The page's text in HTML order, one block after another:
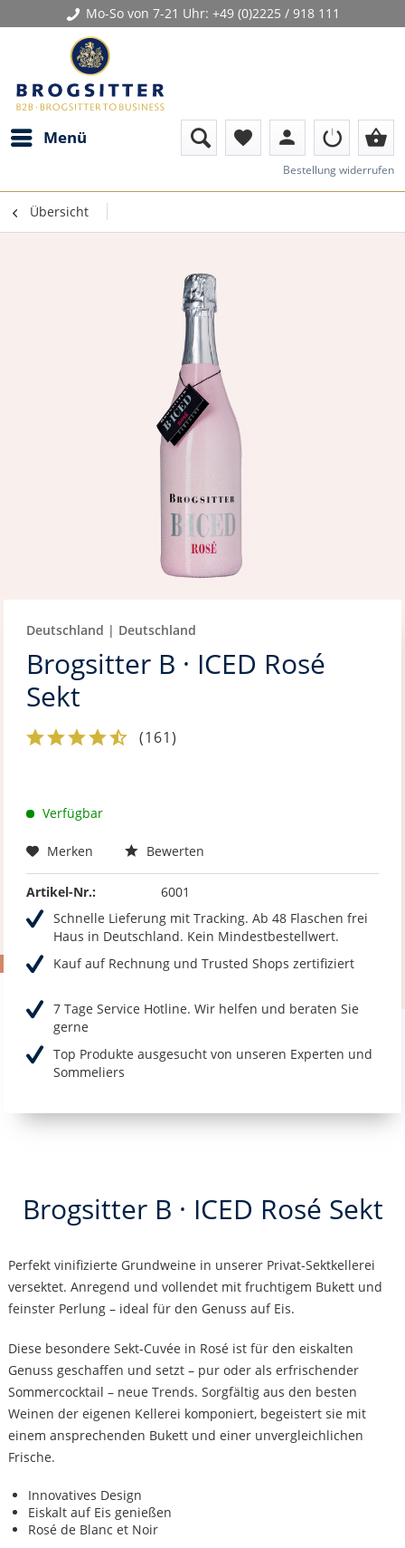
Mo-So von 7-21 Uhr: +49 (0)2225 / 918 111
Menü favorite person shopping_basket
Bestellung widerrufen
Übersicht
Deutschland | Deutschland
Brogsitter B · ICED Rosé
Sekt
(161)
Verfügbar
Merken Bewerten
Artikel-Nr.:
6001
Schnelle Lieferung mit Tracking. Ab 48 Flaschen frei
Haus in Deutschland. Kein Mindestbestellwert.
Kauf auf Rechnung und Trusted Shops zertifiziert
7 Tage Service Hotline. Wir helfen und beraten Sie
gerne
Top Produkte ausgesucht von unseren Experten und
Sommeliers
Brogsitter B · ICED Rosé Sekt
Perfekt vinifizierte Grundweine in unserer Privat-Sektkellerei
versektet. Anregend und vollendet mit fruchtigem Bukett und
feinster Perlung – ideal für den Genuss auf Eis.
Diese besondere Sekt-Cuvée in Rosé ist für den eiskalten
Genuss geschaffen und setzt – pur oder als erfrischender
Sommercocktail – neue Trends. Sorgfältig aus den besten
Weinen der eigenen Kellerei komponiert, begeistert sie mit
einem ansprechenden Bukett und einer unvergleichlichen
Frische.
Innovatives Design
Eiskalt auf Eis genießen
Rosé de Blanc et Noir